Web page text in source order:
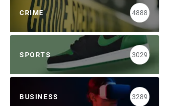
CRIME 4888
SPORTS 3029
BUSINESS 3289